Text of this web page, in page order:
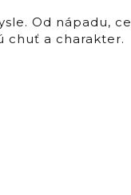
Od nápadu,
chuť a charakter.